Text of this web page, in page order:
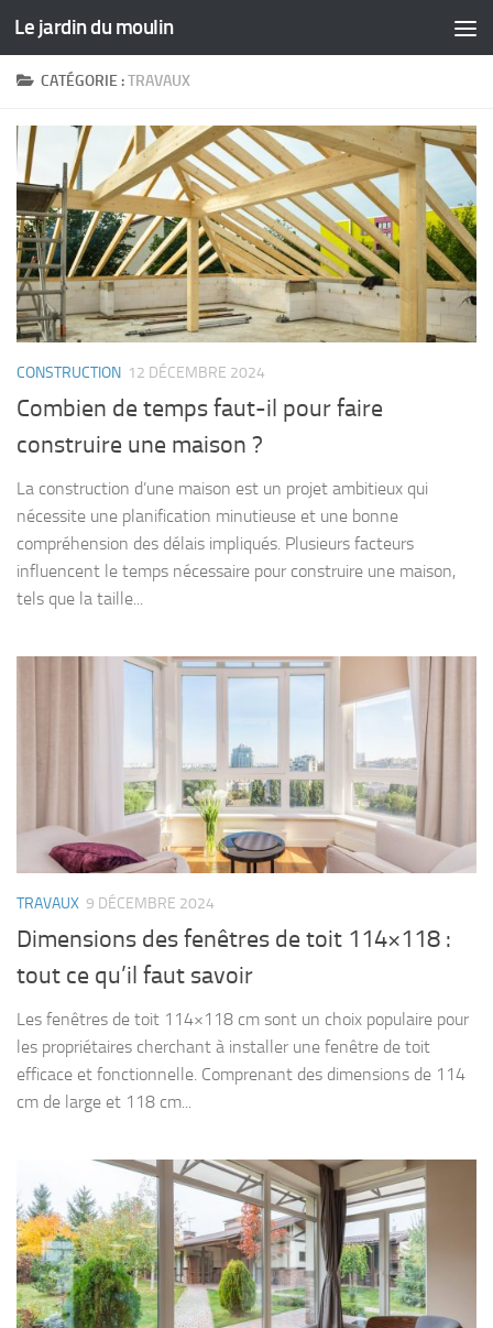
Skip to content
Le jardin du moulin
CATÉGORIE :TRAVAUX
CONSTRUCTION 12 DÉCEMBRE 2024
Combien de temps faut-il pour faire
construire une maison ?
La construction d’une maison est un projet ambitieux qui
nécessite une planification minutieuse et une bonne
compréhension des délais impliqués. Plusieurs facteurs
influencent le temps nécessaire pour construire une maison,
tels que la taille...
TRAVAUX 9 DÉCEMBRE 2024
Dimensions des fenêtres de toit 114×118 :
tout ce qu’il faut savoir
Les fenêtres de toit 114×118 cm sont un choix populaire pour
les propriétaires cherchant à installer une fenêtre de toit
efficace et fonctionnelle. Comprenant des dimensions de 114
cm de large et 118 cm...